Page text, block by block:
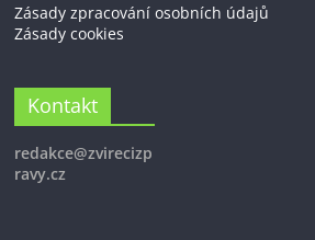
Zásady zpracování osobních údajů
Zásady cookies
Kontakt
redakce@zvirecizp
ravy.cz